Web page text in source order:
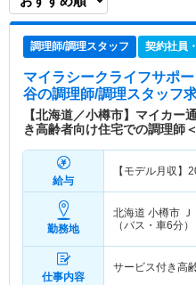
調理師/調理スタッフ 契約社員
マイラシークライフサポ
谷の調理師/調理スタッフ
【北海道／小樽市】マイカ
き高齢者向け住宅での調理師
給与
【モデル月収】
勤務地
北海道 小樽市
（バス・車6分）
仕事内容
サービス付き高